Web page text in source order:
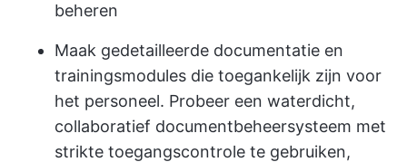
beheren
Maak gedetailleerde documentatie en
trainingsmodules die toegankelijk zijn voor
het personeel. Probeer een waterdicht,
collaboratief documentbeheersysteem met
strikte toegangscontrole te gebruiken,